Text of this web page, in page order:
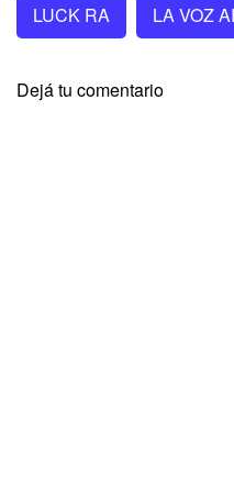
LUCK RA
LA VOZ
Dejá tu comentario